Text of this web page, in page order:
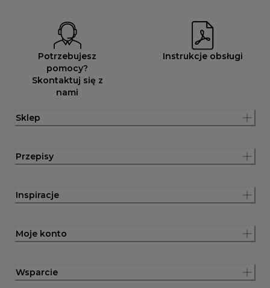
Potrzebujesz
pomocy?
Skontaktuj się z
nami
Instrukcje obsługi
Sklep
Przepisy
Inspiracje
Moje konto
Wsparcie